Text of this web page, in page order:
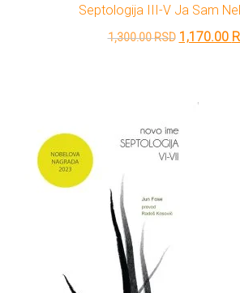
Septologija III-V Ja Sam
1,300.00RSD Originalna
bila:
1,300.00
1,170.00